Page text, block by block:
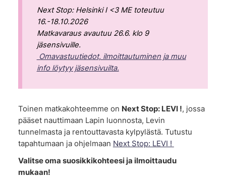
Next Stop: Helsinki I <3 ME toteutuu
16.-18.10.2026
Matkavaraus avautuu 26.6. klo 9
jäsensivuille.
Omavastuutiedot, ilmoittautuminen ja muu
info löytyy jäsensivuilta.
Toinen matkakohteemme on Next Stop: LEVI !, jossa
pääset nauttimaan Lapin luonnosta, Levin
tunnelmasta ja rentouttavasta kylpylästä. Tutustu
tapahtumaan ja ohjelmaan Next Stop: LEVI !
Valitse oma suosikkikohteesi ja ilmoittaudu
mukaan!